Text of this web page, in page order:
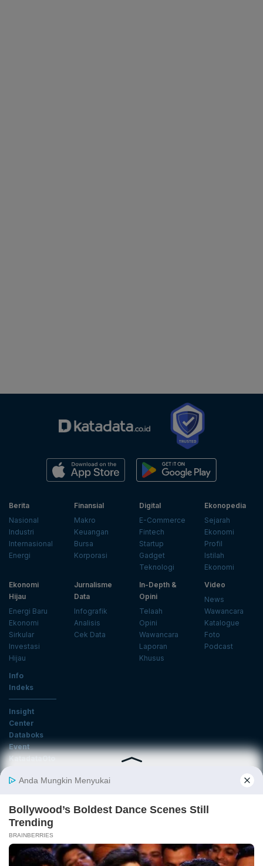
Berita
Nasional
Industri
Internasional
Energi
Finansial
Makro
Keuangan
Bursa
Korporasi
Digital
E-Commerce
Fintech
Startup
Gadget
Teknologi
Ekonopedia
Sejarah
Ekonomi
Profil
Istilah
Ekonomi
Ekonomi
Hijau
Energi Baru
Ekonomi
Sirkular
Investasi
Hijau
Jurnalisme
Data
Infografik
Analisis
Cek Data
In-Depth &
Opini
Telaah
Opini
Wawancara
Laporan
Khusus
Video
News
Wawancara
Katalogue
Foto
Podcast
Info
Indeks
Insight
Center
Databoks
Event
KatadataOto
Email